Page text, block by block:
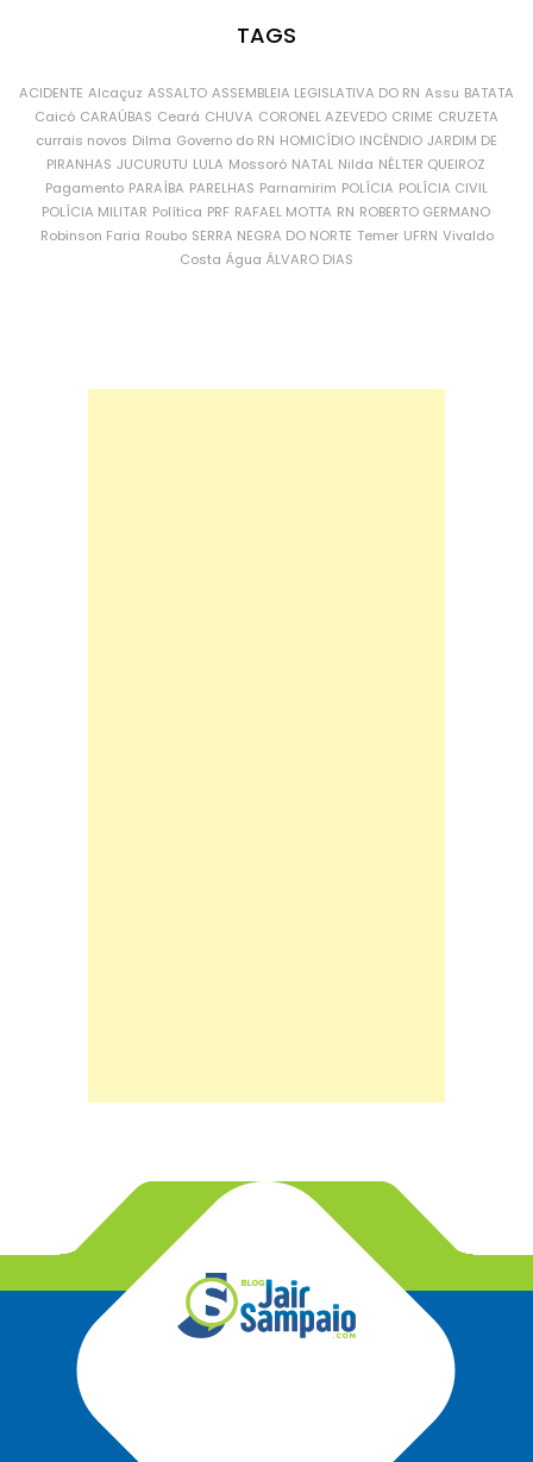
TAGS
ACIDENTE Alcaçuz ASSALTO ASSEMBLEIA LEGISLATIVA DO RN Assu BATATA
Caicó CARAÚBAS Ceará CHUVA CORONEL AZEVEDO CRIME CRUZETA
currais novos Dilma Governo do RN HOMICÍDIO INCÊNDIO JARDIM DE
PIRANHAS JUCURUTU LULA Mossoró NATAL Nilda NÉLTER QUEIROZ
Pagamento PARAÍBA PARELHAS Parnamirim POLÍCIA POLÍCIA CIVIL
POLÍCIA MILITAR Política PRF RAFAEL MOTTA RN ROBERTO GERMANO
Robinson Faria Roubo SERRA NEGRA DO NORTE Temer UFRN Vivaldo
Costa Água ÁLVARO DIAS